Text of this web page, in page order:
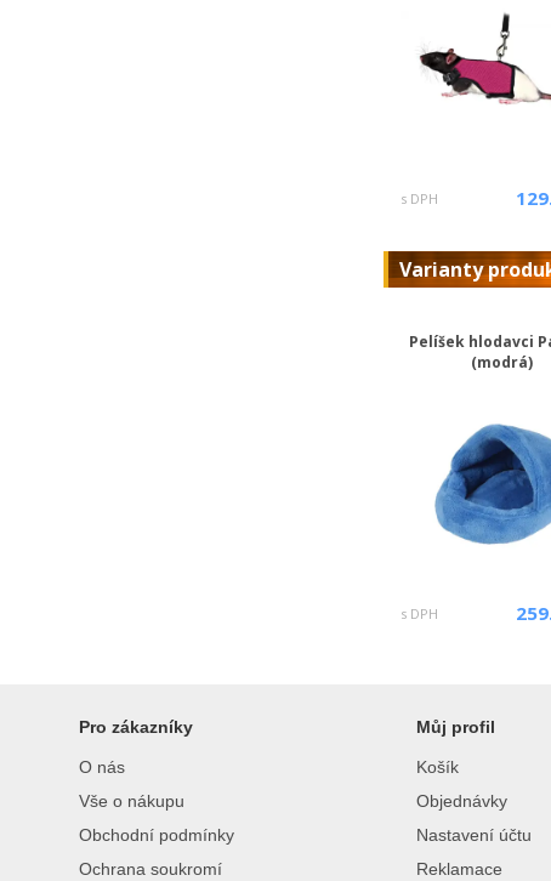
s DPH
Varianty
Pelíšek hlodavci
(modrá)
s DPH
Pro zákazníky
O nás
Vše o nákupu
Obchodní podmínky
Ochrana soukromí
Můj profil
Košík
Objednávky
Nastavení účtu
Reklamace